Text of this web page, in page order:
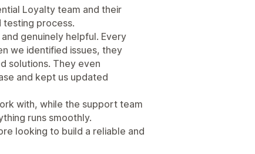
Loyalty team and their
process.
genuinely helpful. Every
we identified issues, they
solutions. They even
and kept us updated
with, while the support team
runs smoothly.
looking to build a reliable and